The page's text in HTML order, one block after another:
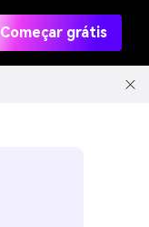
Começar grátis